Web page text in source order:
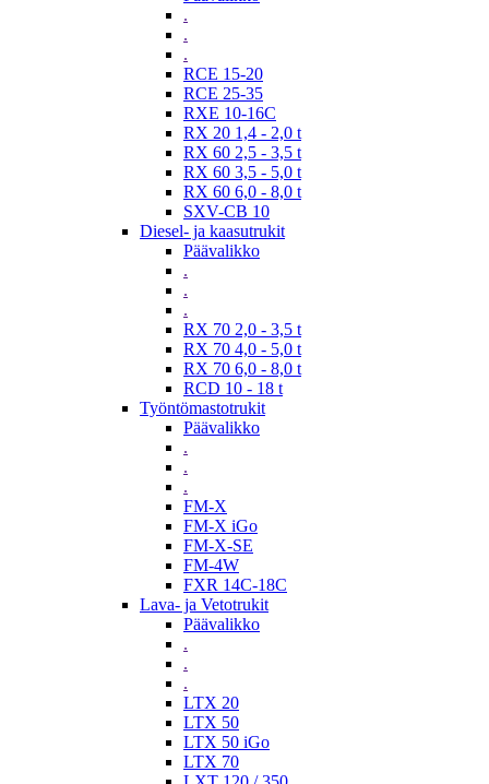
.
.
.
RCE 15-20
RCE 25-35
RXE 10-16C
RX 20 1,4 - 2,0 t
RX 60 2,5 - 3,5 t
RX 60 3,5 - 5,0 t
RX 60 6,0 - 8,0 t
SXV-CB 10
Diesel- ja kaasutrukit
Päävalikko
.
.
.
RX 70 2,0 - 3,5 t
RX 70 4,0 - 5,0 t
RX 70 6,0 - 8,0 t
RCD 10 - 18 t
Työntömastotrukit
Päävalikko
.
.
.
FM-X
FM-X iGo
FM-X-SE
FM-4W
FXR 14C-18C
Lava- ja Vetotrukit
Päävalikko
.
.
.
LTX 20
LTX 50
LTX 50 iGo
LTX 70